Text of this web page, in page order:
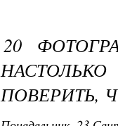
20
ПОВЕРИТЬ,